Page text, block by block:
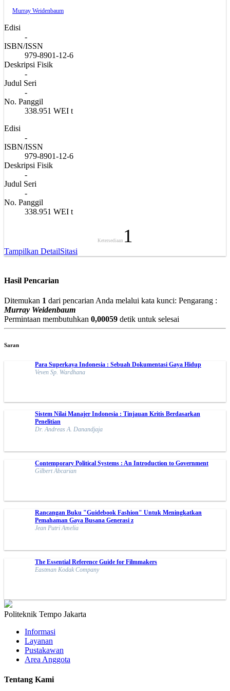
Murray Weidenbaum
Edisi
-
ISBN/ISSN
979-8901-12-6
Deskripsi Fisik
-
Judul Seri
-
No. Panggil
338.951 WEI t
Edisi
-
ISBN/ISSN
979-8901-12-6
Deskripsi Fisik
-
Judul Seri
-
No. Panggil
338.951 WEI t
Ketersediaan 1
Tampilkan DetailSitasi
Hasil Pencarian
Ditemukan 1 dari pencarian Anda melalui kata kunci: Pengarang :
Murray Weidenbaum
Permintaan membutuhkan 0,00059 detik untuk selesai
Saran
Para Superkaya Indonesia : Sebuah Dokumentasi Gaya Hidup
Veven Sp. Wardhana
Sistem Nilai Manajer Indonesia : Tinjauan Kritis Berdasarkan
Penelitian
Dr. Andreas A. Danandjaja
Contemporary Political Systems : An Introduction to Government
Gilbert Abcarian
Rancangan Buku "Guidebook Fashion" Untuk Meningkatkan
Pemahaman Gaya Busana Generasi z
Jean Putri Amelia
The Essential Reference Guide for Filmmakers
Eastman Kodak Company
Politeknik Tempo Jakarta
Informasi
Layanan
Pustakawan
Area Anggota
Tentang Kami